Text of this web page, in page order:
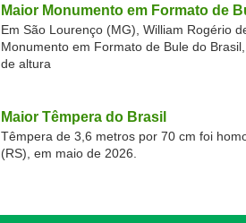
Maior Monumento em Formato de
Em São Lourenço (MG), William Rogério
Monumento em Formato de Bule do
de altura
Maior Têmpera do Brasil
Têmpera de 3,6 metros por 70 cm foi
(RS), em maio de 2026.